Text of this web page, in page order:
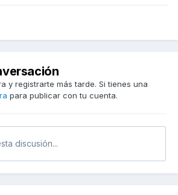
y registrarte más tarde. Si tienes una
para publicar con tu cuenta.
discusión...